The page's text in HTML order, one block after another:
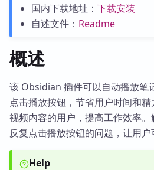
国内下载地址： 下载安装
自述文件： Readme
概述
该 Obsidian 插件可以自动播放笔
点击播放按钮，节省用户时间和
视频内容的用户，提高工作效率
反复点击播放按钮的问题，让用户
Help